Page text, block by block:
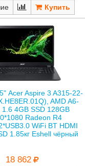
Acer Aspire 3 A315-22-
AMD A6-
1.6 4GB SSD 128GB
Radeon R4
WiFi BT HDMI
1.85кг Eshell чёрный
18 862